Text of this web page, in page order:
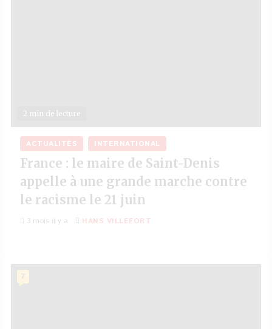
2 min de lecture
ACTUALITÉS INTERNATIONAL
France : le maire de Saint-Denis
appelle à une grande marche contre
le racisme le 21 juin
3 mois il y a HANS VILLEFORT
7